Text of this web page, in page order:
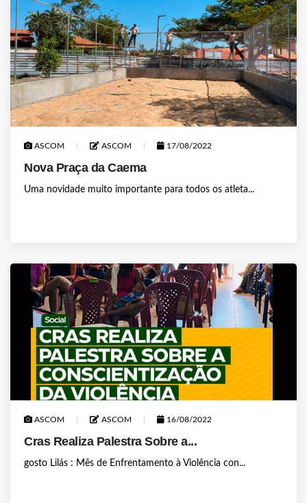
ASCOM ASCOM 17/08/2022
Nova Praça da Caema
Uma novidade muito importante para todos os atleta...
ASCOM ASCOM 16/08/2022
Cras Realiza Palestra Sobre a...
gosto Lilás : Mês de Enfrentamento à Violência con...